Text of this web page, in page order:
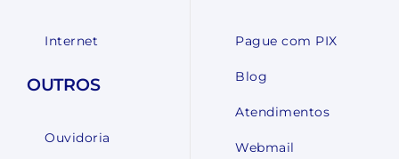
Internet
OUTROS
Ouvidoria
Pague com PIX
Blog
Atendimentos
Webmail